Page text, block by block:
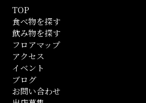
TOP
食べ物を探す
飲み物を探す
フロアマップ
アクセス
イベント
ブログ
お問い合わせ